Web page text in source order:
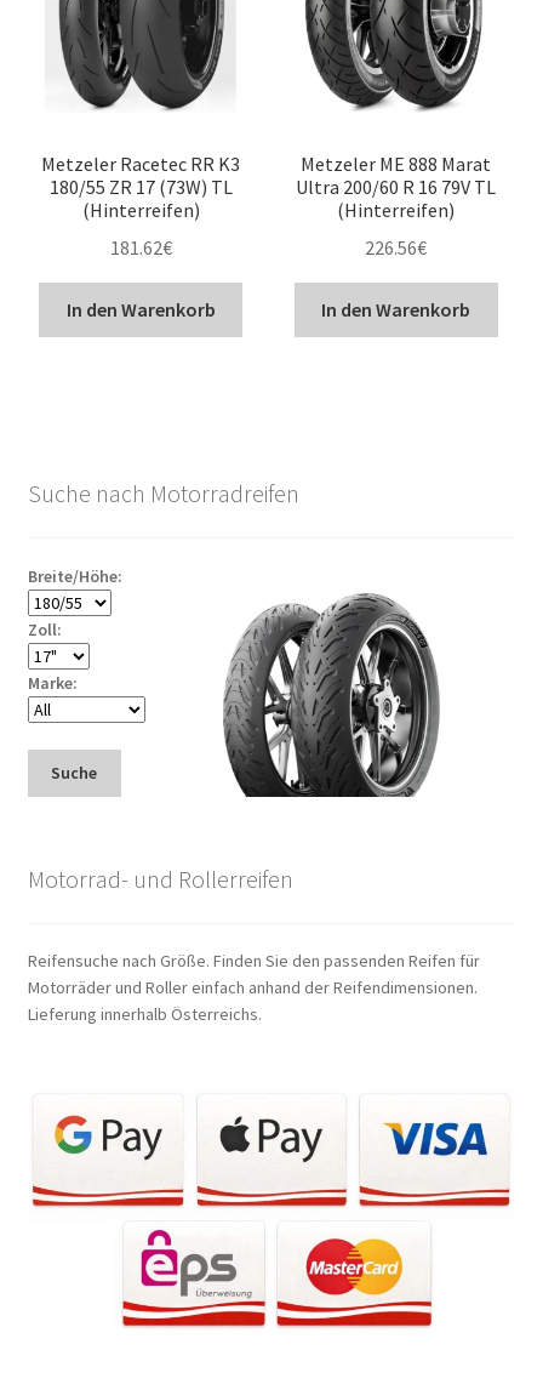
Metzeler Racetec RR K3
180/55 ZR 17 (73W) TL
(Hinterreifen)
181.62€
In den Warenkorb
Metzeler ME 888 Marat
Ultra 200/60 R 16 79V TL
(Hinterreifen)
226.56€
In den Warenkorb
Suche nach Motorradreifen
Breite/Höhe:
Zoll:
Marke:
Suche
Motorrad- und Rollerreifen
Reifensuche nach Größe. Finden Sie den passenden Reifen für
Motorräder und Roller einfach anhand der Reifendimensionen.
Lieferung innerhalb Österreichs.